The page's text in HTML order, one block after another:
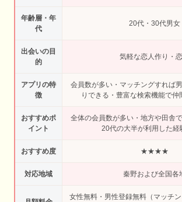
年齢層・年
代
20代・30代男女
出会いの目
的
気軽な恋人作り・
アプリの特
徴
会員数が多い・マッチングすれば
りできる・豊富な検索機能で仲
おすすめポ
イント
全体の会員数が多い・地方や田舎
20代の大半が利用した経
おすすめ度 ★★★★
対応地域 秦野および全国各
女性無料・男性登録無料（マッチ